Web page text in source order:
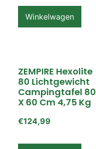
Winkelwagen
ZEMPIRE Hexolite
80 Lichtgewicht
Campingtafel 80
X 60 Cm 4,75 Kg
€124,99